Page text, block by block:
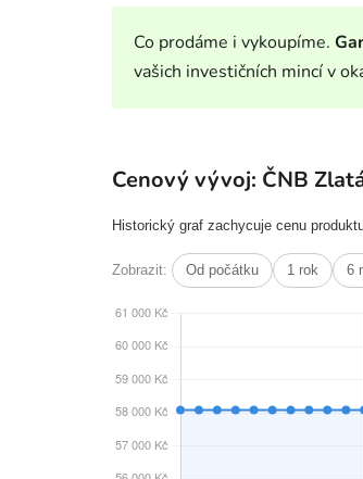
Co prodáme i vykoupíme.
vašich investičních mincí v
Cenový vývoj: ČNB
Historický graf zachycuje cenu
Zobrazit: Od počátku 1 rok 6